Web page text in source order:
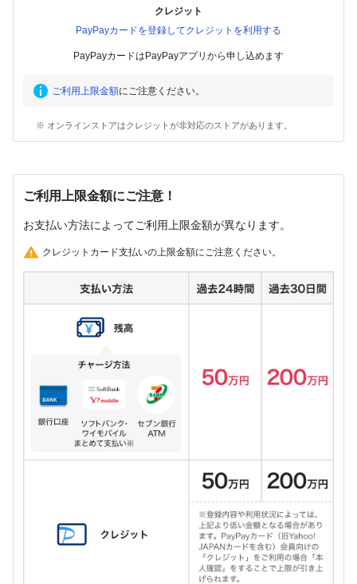
クレジット
PayPayカードを登録してクレジットを利用する
PayPayカードはPayPayアプリから申し込めます
ご利用上限金額にご注意ください。
※ オンラインストアはクレジットが非対応のストアがあります。
ご利用上限金額にご注意！
お支払い方法によってご利用上限金額が異なります。
クレジットカード支払いの上限金額にご注意ください。